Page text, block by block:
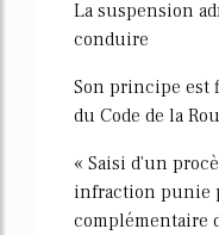
La suspension
conduire
Son principe est
du Code de la
« Saisi d'un
infraction punie
complémentaire